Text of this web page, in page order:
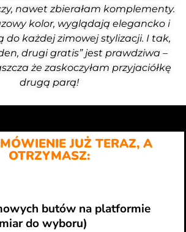
nawet zbierałam komplementy.
kolor, wyglądają elegancko i
do każdej zimowej stylizacji. I tak,
drugi gratis” jest prawdziwa –
że zaskoczyłam przyjaciółkę
drugą parą!
JUŻ TERAZ, A
OTRZYMASZ:
butów na platformie
do wyboru)